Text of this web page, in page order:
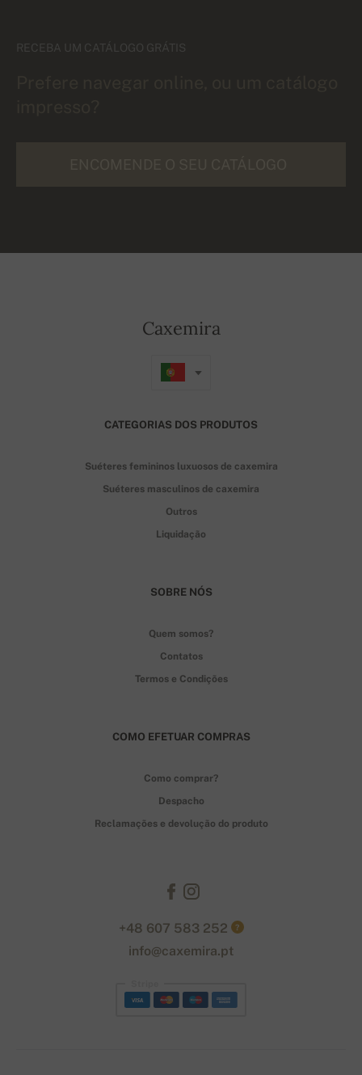
RECEBA UM CATÁLOGO GRÁTIS
Caxemira
CATEGORIAS DOS PRODUTOS
Suéteres femininos luxuosos de caxemira
Suéteres masculinos de caxemira
Outros
Liquidação
SOBRE NÓS
Quem somos?
Contatos
Termos e Condições
COMO EFETUAR COMPRAS
Como comprar?
Despacho
Reclamações e devolução do produto
+48 607 583 252 ?
info@caxemira.pt